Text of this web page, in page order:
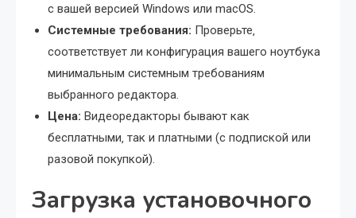
с вашей версией Windows или macOS.
Системные требования: Проверьте‚
соответствует ли конфигурация вашего ноутбука
минимальным системным требованиям
выбранного редактора.
Цена: Видеоредакторы бывают как
бесплатными‚ так и платными (с подпиской или
разовой покупкой).
Загрузка установочного